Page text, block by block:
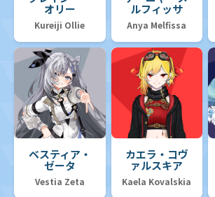
オリー
Kureiji Ollie
ルフィッサ
Anya Melfissa
ベスティア・
ゼータ
Vestia Zeta
カエラ・コヴ
ァルスキア
Kaela Kovalskia